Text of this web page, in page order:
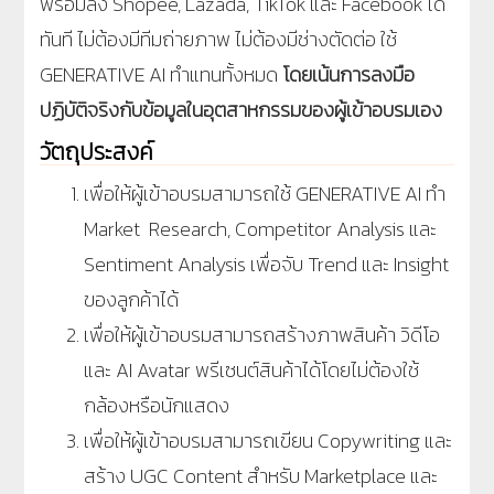
ทันที ไม่ต้องมีทีมถ่ายภาพ ไม่ต้องมีช่างตัดต่อ ใช้
GENERATIVE AI ทำแทนทั้งหมด โดยเน้นการลงมือ
ปฏิบัติจริงกับข้อมูลในอุตสาหกรรมของผู้เข้าอบรมเอง
วัตถุประสงค์
เพื่อให้ผู้เข้าอบรมสามารถใช้ GENERATIVE AI ทำ
Market Research, Competitor Analysis และ
Sentiment Analysis เพื่อจับ Trend และ Insight
ของลูกค้าได้
เพื่อให้ผู้เข้าอบรมสามารถสร้างภาพสินค้า วิดีโอ
และ AI Avatar พรีเซนต์สินค้าได้โดยไม่ต้องใช้
กล้องหรือนักแสดง
เพื่อให้ผู้เข้าอบรมสามารถเขียน Copywriting และ
สร้าง UGC Content สำหรับ Marketplace และ